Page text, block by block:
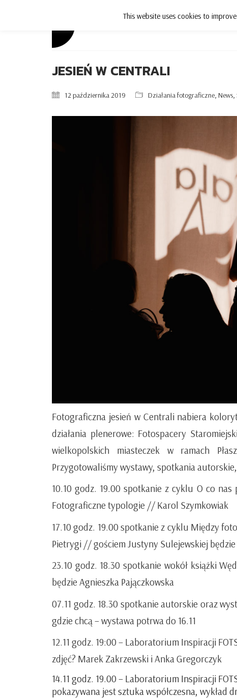
JESIEŃ W CENTRALI
12 października 2019 Działania fotograficzne, News,
Fotograficzna jesień w Centrali nabiera
działania plenerowe: Fotospacery
wielkopolskich miasteczek w ramach
Przygotowaliśmy wystawy, spotkania
10.10 godz. 19.00 spotkanie z cyklu O co nas
Fotograficzne typologie // Karol Szymkowiak
17.10godz. 19.00 spotkanie z cyklu Między
Pietrygi // gościem Justyny Sulejewskiej
23.10 godz. 18.30 spotkanie wokół książki
będzie Agnieszka Pajączkowska
07.11 godz. 18.30 spotkanie autorskie oraz
gdzie chcą – wystawa potrwa do 16.11
12.11 godz. 19:00 – Laboratorium Inspiracji
zdjęć? Marek Zakrzewski i Anka Gregorczyk
14.11 godz. 19.00 – Laboratorium Inspiracji
pokazywana jest sztuka współczesna, wykład
This website uses cookies to